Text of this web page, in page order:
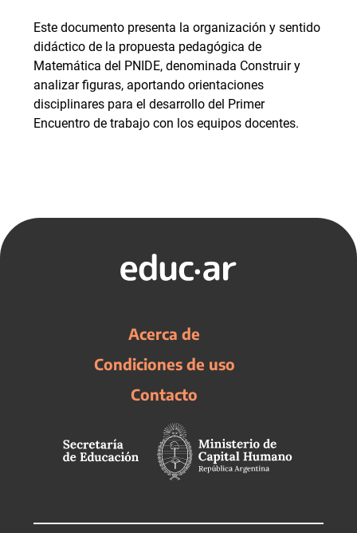
Este documento presenta la organización y sentido
didáctico de la propuesta pedagógica de
Matemática del PNIDE, denominada Construir y
analizar figuras, aportando orientaciones
disciplinares para el desarrollo del Primer
Encuentro de trabajo con los equipos docentes.
Acerca de
Condiciones de uso
Contacto